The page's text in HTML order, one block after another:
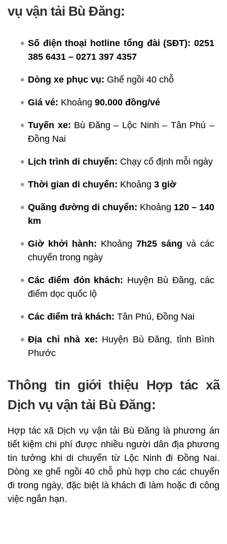
vụ vận tải Bù Đăng:
Số điện thoại hotline tổng đài (SĐT): 0251
385 6431 – 0271 397 4357
Dòng xe phục vụ: Ghế ngồi 40 chỗ
Giá vé: Khoảng 90.000 đồng/vé
Tuyến xe: Bù Đăng – Lộc Ninh – Tân Phú –
Đồng Nai
Lịch trình di chuyển: Chạy cố định mỗi ngày
Thời gian di chuyển: Khoảng 3 giờ
Quãng đường di chuyển: Khoảng 120 – 140
km
Giờ khởi hành: Khoảng 7h25 sáng và các
chuyến trong ngày
Các điểm đón khách: Huyện Bù Đăng, các
điểm dọc quốc lộ
Các điểm trả khách: Tân Phú, Đồng Nai
Địa chỉ nhà xe: Huyện Bù Đăng, tỉnh Bình
Phước
Thông tin giới thiệu Hợp tác xã
Dịch vụ vận tải Bù Đăng:
Hợp tác xã Dịch vụ vận tải Bù Đăng là phương án
tiết kiệm chi phí được nhiều người dân địa phương
tin tưởng khi di chuyển từ Lộc Ninh đi Đồng Nai.
Dòng xe ghế ngồi 40 chỗ phù hợp cho các chuyến
đi trong ngày, đặc biệt là khách đi làm hoặc đi công
việc ngắn hạn.